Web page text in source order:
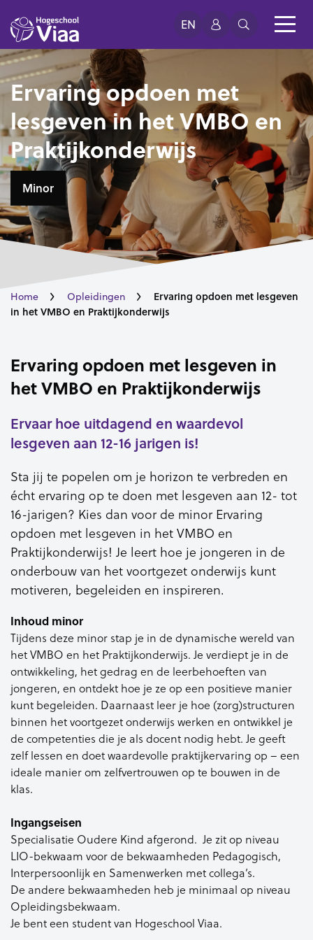
EN
Ervaring opdoen met
lesgeven in het VMBO en
Praktijkonderwijs
Minor
Home Opleidingen
Ervaring opdoen met lesgeven
in het VMBO en Praktijkonderwijs
Ervaring opdoen met lesgeven in
het VMBO en Praktijkonderwijs
Ervaar hoe uitdagend en waardevol
lesgeven aan 12-16 jarigen is!
Sta jij te popelen om je horizon te verbreden en
écht ervaring op te doen met lesgeven aan 12- tot
16-jarigen? Kies dan voor de minor Ervaring
opdoen met lesgeven in het VMBO en
Praktijkonderwijs! Je leert hoe je jongeren in de
onderbouw van het voortgezet onderwijs kunt
motiveren, begeleiden en inspireren.
Inhoud minor
Tijdens deze minor stap je in de dynamische wereld van
het VMBO en het Praktijkonderwijs. Je verdiept je in de
ontwikkeling, het gedrag en de leerbehoeften van
jongeren, en ontdekt hoe je ze op een positieve manier
kunt begeleiden. Daarnaast leer je hoe (zorg)structuren
binnen het voortgezet onderwijs werken en ontwikkel je
de competenties die je als docent nodig hebt. Je geeft
zelf lessen en doet waardevolle praktijkervaring op – een
ideale manier om zelfvertrouwen op te bouwen in de
klas.
Ingangseisen
Specialisatie Oudere Kind afgerond. Je zit op niveau
LIO-bekwaam voor de bekwaamheden Pedagogisch,
Interpersoonlijk en Samenwerken met collega’s.
De andere bekwaamheden heb je minimaal op niveau
Opleidingsbekwaam.
Je bent een student van Hogeschool Viaa.